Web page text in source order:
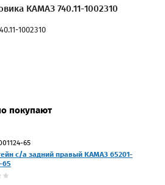
КАМАЗ 740.11-1002310
1002310
покупают
65
с/а задний правый КАМАЗ 65201-
65